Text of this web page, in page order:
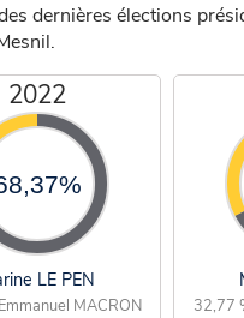
dernières élections
2022
LE PEN
MACRON 32,77